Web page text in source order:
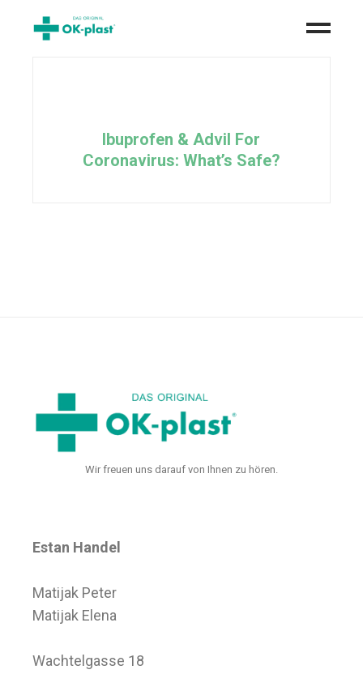
Ibuprofen & Advil For
Coronavirus: What’s Safe?
Wir freuen uns darauf von Ihnen zu hören.
Estan Handel
Matijak Peter
Matijak Elena
Wachtelgasse 18